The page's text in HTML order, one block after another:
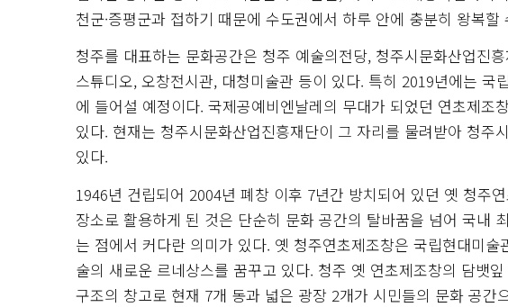
천군·증평군과 접하기 때문에 수도권에서 하루 안에 충분히 왕복
청주를 대표하는 문화공간은 청주 예술의전당, 청주시문화산업진
스튜디오, 오창전시관, 대청미술관 등이 있다. 특히 2019년에는
에 들어설 예정이다. 국제공예비엔날레의 무대가 되었던 연초제조
있다. 현재는 청주시문화산업진흥재단이 그 자리를 물려받아 청
있다.
1946년 건립되어 2004년 폐창 이후 7년간 방치되어 있던 옛 청주
장소로 활용하게 된 것은 단순히 문화 공간의 탈바꿈을 넘어 국내
는 점에서 커다란 의미가 있다. 옛 청주연초제조창은 국립현대미
술의 새로운 르네상스를 꿈꾸고 있다. 청주 옛 연초제조창의 담뱃
구조의 창고로 현재 7개 동과 넓은 광장 2개가 시민들의 문화 공간